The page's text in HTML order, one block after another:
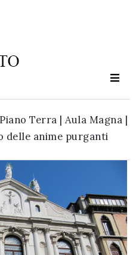
Piano Terra | Aula Magna |
delle anime purganti